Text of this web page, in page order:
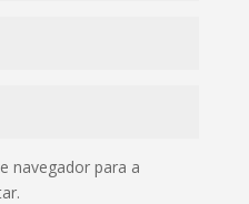
navegador para a